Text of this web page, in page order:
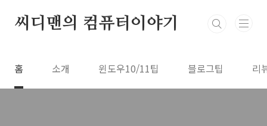
씨디맨의 컴퓨터이야기
홈 소개 윈도우10/11팁 블로그팁 리